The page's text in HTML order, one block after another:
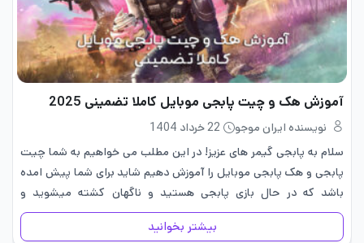
آموزش هک و چیت پابجی موبایل کاملا تضمینی 2025
نویسنده ایران موجو
22 خرداد 1404
سلام به پابجی گیمر های عزیز! در این مطلب می خواهیم به شما چیت
پابجی و هک پابجی موبایل را آموزش دهیم شاید برای شما پیش امده
باشد که در حال بازی پابجی هستید و ناگهان کشته میشوید و
هیچکس…
بیشتر بخوانید